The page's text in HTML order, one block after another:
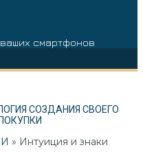
смартфонов
СОЗДАНИЯ СВОЕГО
» Интуиция и знаки